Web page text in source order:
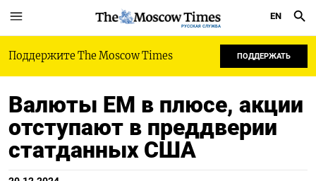
РУССКАЯ СЛУЖБА
EN
Поддержите The Moscow Times ПОДДЕРЖАТЬ
Валюты EM в плюсе, акции
отступают в преддверии
статданных США